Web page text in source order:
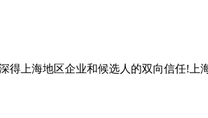
得上海地区企业和候选人的双向信任!上